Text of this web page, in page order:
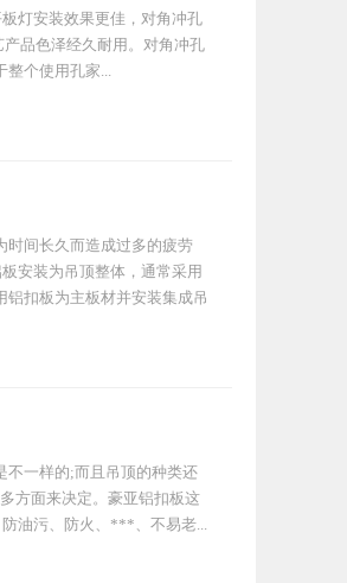
灯安装效果更佳，对角冲孔
品色泽经久耐用。对角冲孔
整个使用孔家...
时间长久而造成过多的疲劳
安装为吊顶整体，通常采用
扣板为主板材并安装集成吊
不一样的;而且吊顶的种类还
方面来决定。豪亚铝扣板这
油污、防火、***、不易老...